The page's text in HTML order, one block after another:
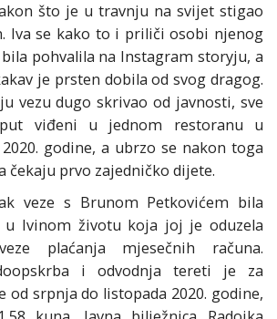
što je u travnju na svijet stigao
Iva se kako to i priliči osobi njenog
pohvalila na Instagram storyju, a
je prsten dobila od svog dragog.
vezu dugo skrivao od javnosti, sve
viđeni u jednom restoranu u
godine, a ubrzo se nakon toga
čekaju prvo zajedničko dijete.
veze s Brunom Petkovićem bila
u Ivinom životu koja joj je oduzela
plaćanja mjesečnih računa.
i odvodnja tereti je za
od srpnja do listopada 2020. godine,